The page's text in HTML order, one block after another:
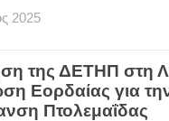
2025
της ΔΕΤΗΠ στη
Εορδαίας για
Πτολεμαΐδας